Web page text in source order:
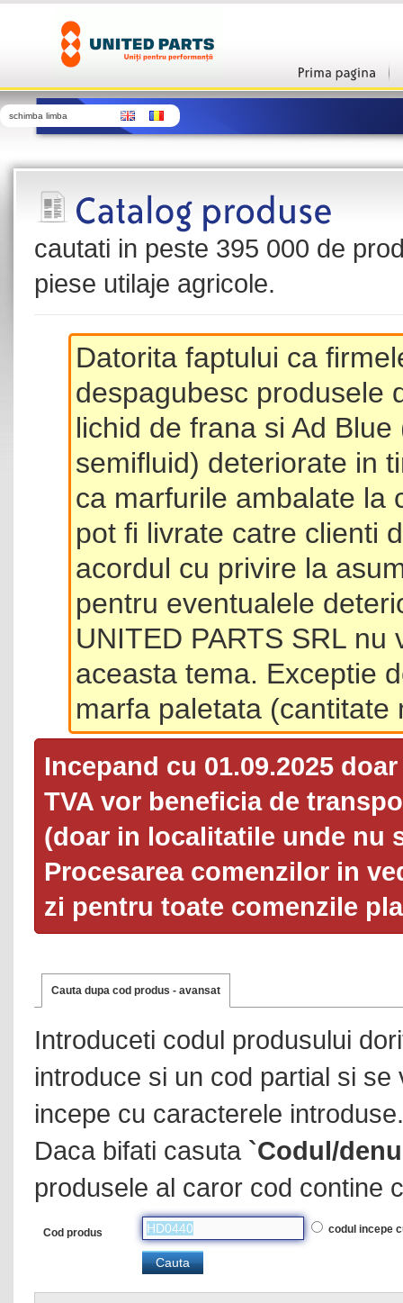
schimba limba
cautati in peste 395 000 de
piese utilaje agricole.
Datorita faptului ca
despagubesc produsele
lichid de frana si Ad
semifluid) deteriorate in
ca marfurile ambalate la
pot fi livrate catre clienti
acordul cu privire la
pentru eventualele
UNITED PARTS SRL
aceasta tema. Exceptie
marfa paletata (cantitate
Incepand cu 01.09.2025
TVA vor beneficia de
(doar in localitatile unde nu
Procesarea comenzilor in
zi pentru toate comenzile
Cauta dupa cod produs - avansat
Introduceti codul produsului
introduce si un cod partial si
incepe cu caracterele introduse.
Daca bifati casuta `Codul/
produsele al caror cod contine
Cod produs codul incepe